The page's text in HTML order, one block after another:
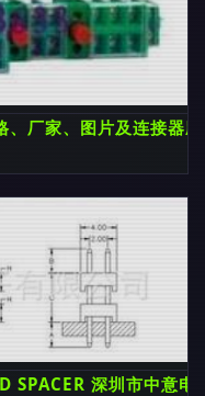
、厂家、图片及连接器
SPACER 深圳市中意电